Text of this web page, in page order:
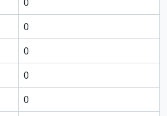
0
0
0
0